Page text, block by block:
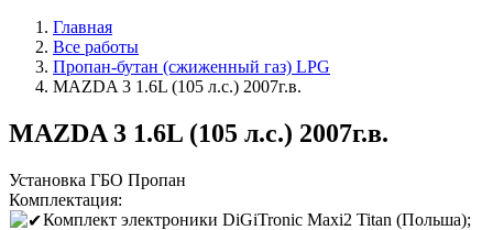
Главная
Все работы
Пропан-бутан (сжиженный газ) LPG
MAZDA 3 1.6L (105 л.с.) 2007г.в.
MAZDA 3 1.6L (105 л.с.) 2007г.в.
Установка ГБО Пропан
Комплектация:
Комплект электроники DiGiTronic Maxi2 Titan (Польша);